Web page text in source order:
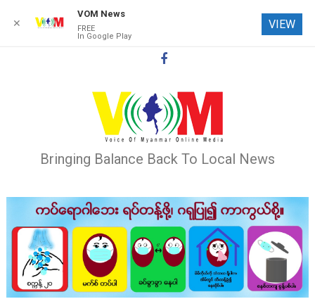
Bringing Balance Back To Local News
✕
VOM News
FREE
In Google Play
VIEW